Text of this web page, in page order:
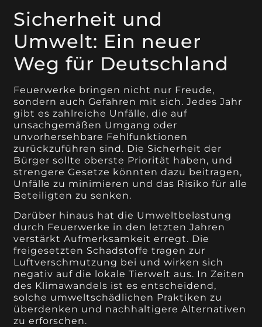
Sicherheit und
Umwelt: Ein neuer
Weg für Deutschland
Feuerwerke bringen nicht nur Freude,
sondern auch Gefahren mit sich. Jedes Jahr
gibt es zahlreiche Unfälle, die auf
unsachgemäßen Umgang oder
unvorhersehbare Fehlfunktionen
zurückzuführen sind. Die Sicherheit der
Bürger sollte oberste Priorität haben, und
strengere Gesetze könnten dazu beitragen,
Unfälle zu minimieren und das Risiko für alle
Beteiligten zu senken.
Darüber hinaus hat die Umweltbelastung
durch Feuerwerke in den letzten Jahren
verstärkt Aufmerksamkeit erregt. Die
freigesetzten Schadstoffe tragen zur
Luftverschmutzung bei und wirken sich
negativ auf die lokale Tierwelt aus. In Zeiten
des Klimawandels ist es entscheidend,
solche umweltschädlichen Praktiken zu
überdenken und nachhaltigere Alternativen
zu erforschen.